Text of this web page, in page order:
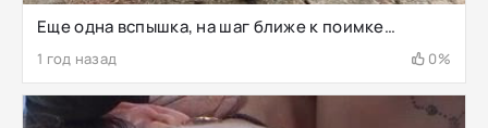
Еще одна вспышка, на шаг ближе к поимке…
1 год назад 0%